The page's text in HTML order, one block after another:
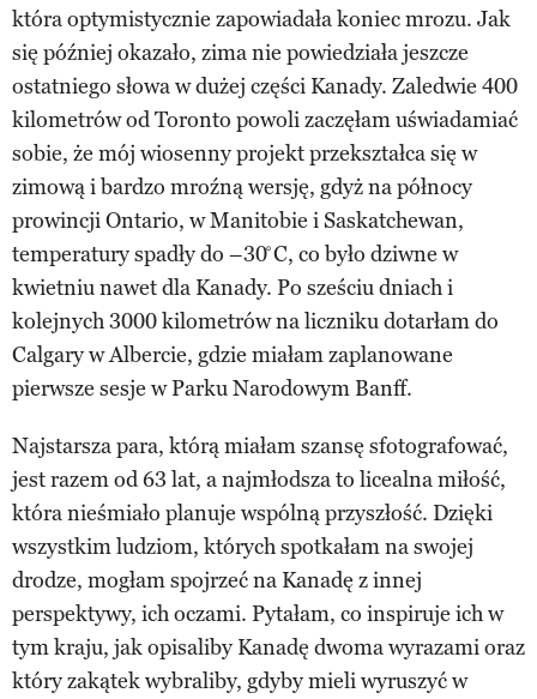
która optymistycznie zapowiadała koniec mrozu. Jak
się później okazało, zima nie powiedziała jeszcze
ostatniego słowa w dużej części Kanady. Zaledwie 400
kilometrów od Toronto powoli zaczęłam uświadamiać
sobie, że mój wiosenny projekt przekształca się w
zimową i bardzo mroźną wersję, gdyż na północy
prowincji Ontario, w Manitobie i Saskatchewan,
temperatury spadły do –30 ̊C, co było dziwne w
kwietniu nawet dla Kanady. Po sześciu dniach i
kolejnych 3000 kilometrów na liczniku dotarłam do
Calgary w Albercie, gdzie miałam zaplanowane
pierwsze sesje w Parku Narodowym Banff.
Najstarsza para, którą miałam szansę sfotografować,
jest razem od 63 lat, a najmłodsza to licealna miłość,
która nieśmiało planuje wspólną przyszłość. Dzięki
wszystkim ludziom, których spotkałam na swojej
drodze, mogłam spojrzeć na Kanadę z innej
perspektywy, ich oczami. Pytałam, co inspiruje ich w
tym kraju, jak opisaliby Kanadę dwoma wyrazami oraz
który zakątek wybraliby, gdyby mieli wyruszyć w